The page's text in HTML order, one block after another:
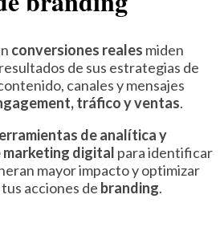
conversiones reales miden
de sus estrategias de
canales y mensajes
tráfico y ventas.
de analítica y
marketing digital para identificar
mayor impacto y optimizar
acciones de branding.